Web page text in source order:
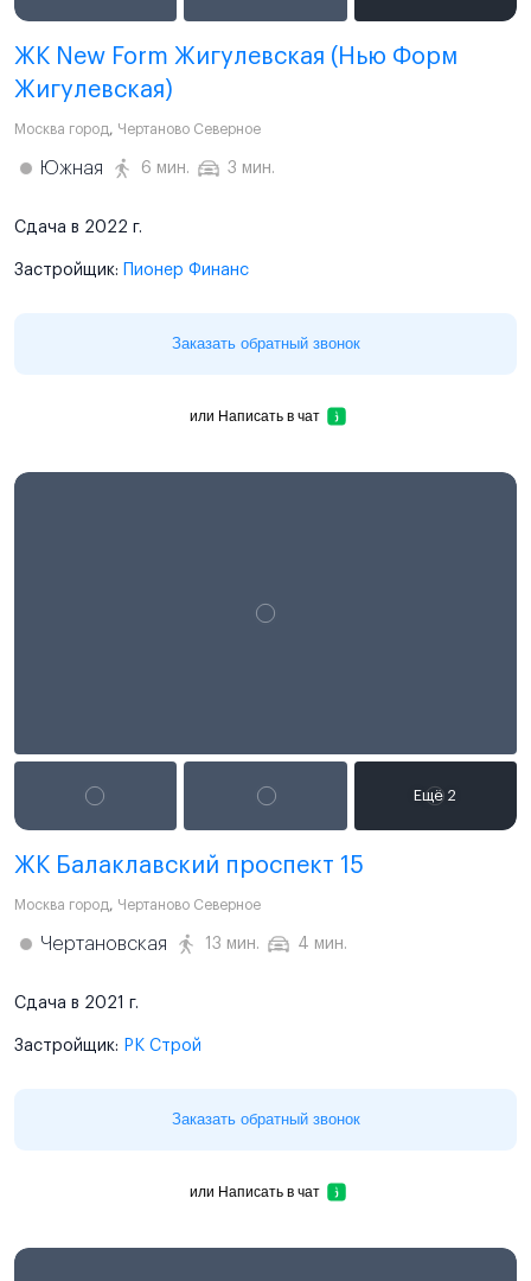
ЖК New Form Жигулевская (Нью Форм
Жигулевская)
Москва город, Чертаново Северное
Южная 6 мин. 3 мин.
Сдача в 2022 г.
Застройщик: Пионер Финанс
Заказать обратный звонок
или Написать в чат
ЖК Балаклавский проспект 15
Москва город, Чертаново Северное
Чертановская 13 мин. 4 мин.
Сдача в 2021 г.
Застройщик: РК Строй
Заказать обратный звонок
или Написать в чат